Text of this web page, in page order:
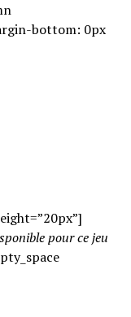
bottom: 0px
pour ce jeu